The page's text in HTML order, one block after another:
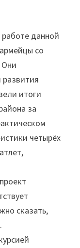
работе данной
со
Они
развития
итоги
за
четырёх
сказать,